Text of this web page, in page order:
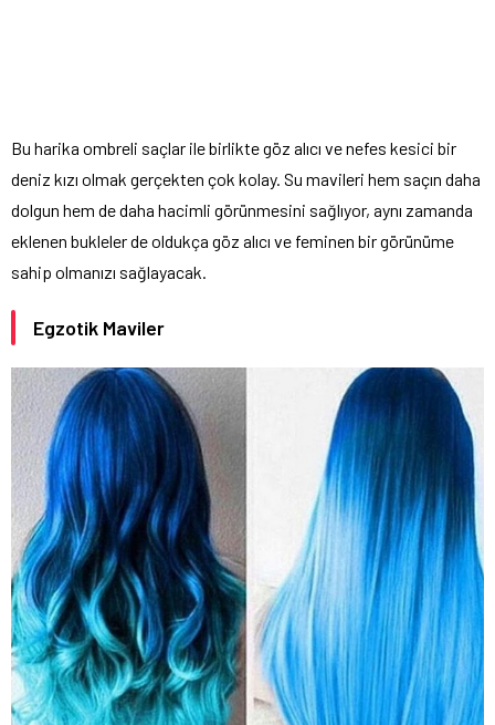
Bu harika ombreli saçlar ile birlikte göz alıcı ve nefes kesici bir
deniz kızı olmak gerçekten çok kolay. Su mavileri hem saçın daha
dolgun hem de daha hacimli görünmesini sağlıyor, aynı zamanda
eklenen bukleler de oldukça göz alıcı ve feminen bir görünüme
sahip olmanızı sağlayacak.
Egzotik Maviler